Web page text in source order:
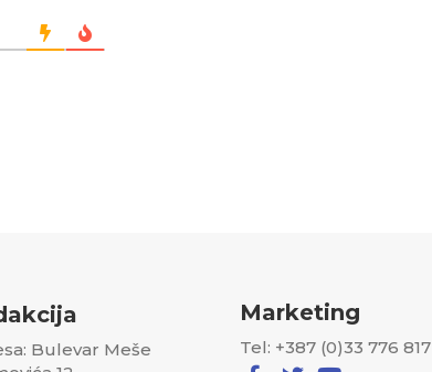
Bulevar Meše
Marketing
Tel: +387 (0)33 776 817